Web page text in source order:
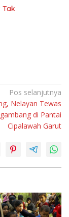
Tak
Pos selanjutnya
Nelayan Tewas
di Pantai
Cipalawah Garut